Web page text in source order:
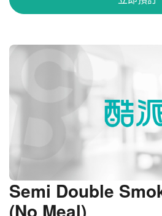
Semi Double